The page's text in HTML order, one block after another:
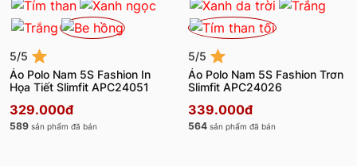
5/5
Áo Polo Nam 5S Fashion In
Họa Tiết Slimfit APC24051
329.000đ
589 sản phẩm đã bán
5/5
Áo Polo Nam 5S Fashion Trơn
Slimfit APC24026
339.000đ
564 sản phẩm đã bán